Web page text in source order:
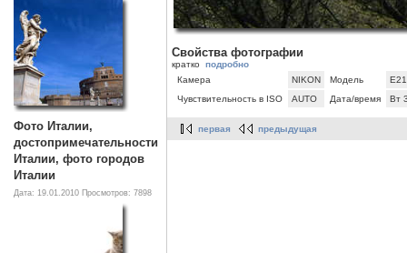
Фото Италии,
достопримечательности
Италии, фото городов
Италии
Дата: 19.01.2010 Просмотров: 7898
Свойства фотографии
кратко подробно
Камера
NIKON Модель
Чувствительность в ISO
AUTO Дата/время Вт
первая предыдущая